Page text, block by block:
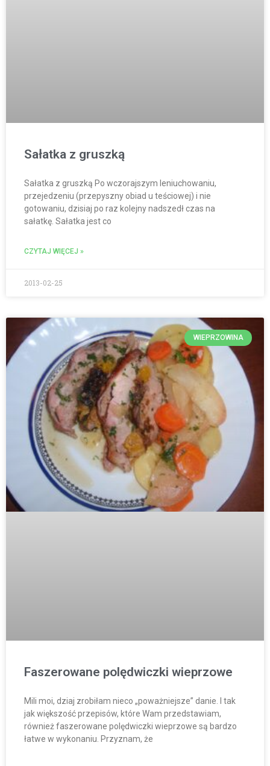
Sałatka z gruszką
Sałatka z gruszką Po wczorajszym leniuchowaniu,
przejedzeniu (przepyszny obiad u teściowej) i nie
gotowaniu, dzisiaj po raz kolejny nadszedł czas na
sałatkę. Sałatka jest co
CZYTAJ WIĘCEJ »
2013-02-25
WIEPRZOWINA
Faszerowane polędwiczki wieprzowe
Mili moi, dziaj zrobiłam nieco „poważniejsze” danie. I tak
jak większość przepisów, które Wam przedstawiam,
również faszerowane polędwiczki wieprzowe są bardzo
łatwe w wykonaniu. Przyznam, że